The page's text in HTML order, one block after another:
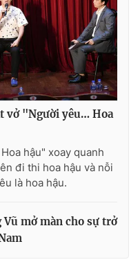
vở "Người yêu… Hoa
hậu" xoay quanh
đi thi hoa hậu và nỗi
là hoa hậu.
mở màn cho sự trở